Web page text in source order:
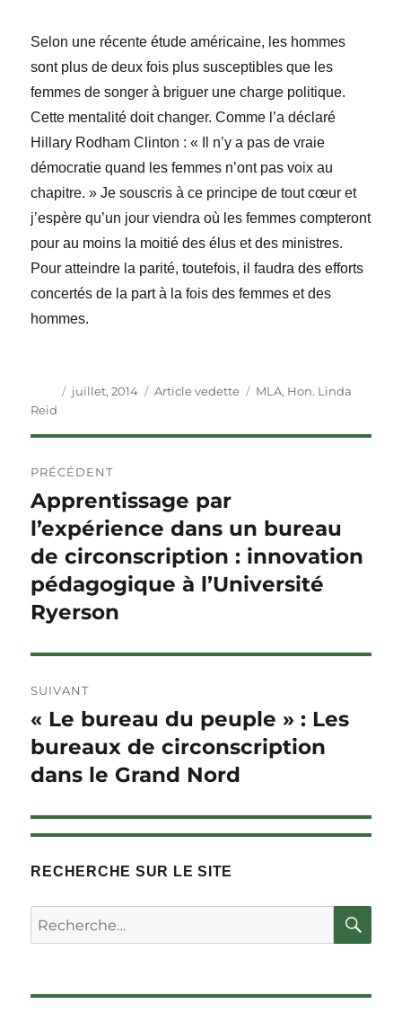
Selon une récente étude américaine, les hommes
sont plus de deux fois plus susceptibles que les
femmes de songer à briguer une charge politique.
Cette mentalité doit changer. Comme l’a déclaré
Hillary Rodham Clinton : « Il n’y a pas de vraie
démocratie quand les femmes n’ont pas voix au
chapitre. » Je souscris à ce principe de tout cœur et
j’espère qu’un jour viendra où les femmes compteront
pour au moins la moitié des élus et des ministres.
Pour atteindre la parité, toutefois, il faudra des efforts
concertés de la part à la fois des femmes et des
hommes.
Auteur
Publié
juillet, 2014 Catégories
Article vedette Étiquettes
MLA, Hon. Linda
Reid
de
l'article
PRÉCÉDENT
Article
précédent :
Apprentissage par
l’expérience dans un bureau
de circonscription : innovation
pédagogique à l’Université
Ryerson
SUIVANT
Article
Suivant :
« Le bureau du peuple » : Les
bureaux de circonscription
dans le Grand Nord
RECHERCHE SUR LE SITE
Rechercher :